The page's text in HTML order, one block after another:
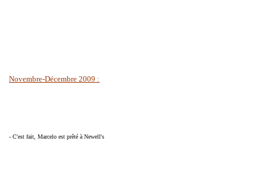
Novembre-Décembre 2009 :
- C'est fait, Marcelo est prêté à Newell's